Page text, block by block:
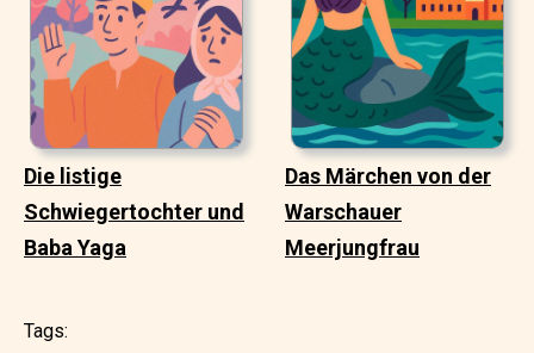
Die listige
Schwiegertochter und
Baba Yaga
Das Märchen von der
Warschauer
Meerjungfrau
Tags: